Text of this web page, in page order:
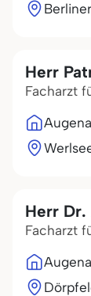
Herr
Facharzt
Herr Dr.
Facharzt